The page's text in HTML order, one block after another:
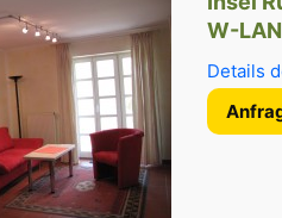
W-
Details